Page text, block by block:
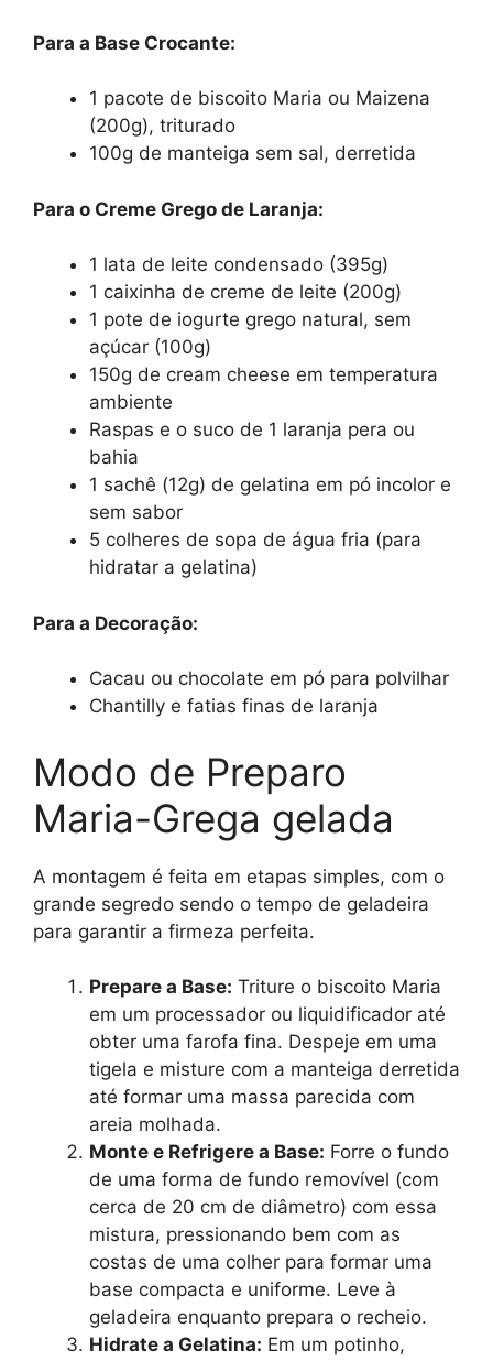
Para a Base Crocante:
1 pacote de biscoito Maria ou Maizena
(200g), triturado
100g de manteiga sem sal, derretida
Para o Creme Grego de Laranja:
1 lata de leite condensado (395g)
1 caixinha de creme de leite (200g)
1 pote de iogurte grego natural, sem
açúcar (100g)
150g de cream cheese em temperatura
ambiente
Raspas e o suco de 1 laranja pera ou
bahia
1 sachê (12g) de gelatina em pó incolor e
sem sabor
5 colheres de sopa de água fria (para
hidratar a gelatina)
Para a Decoração:
Cacau ou chocolate em pó para polvilhar
Chantilly e fatias finas de laranja
Modo de Preparo
Maria-Grega gelada
A montagem é feita em etapas simples, com o
grande segredo sendo o tempo de geladeira
para garantir a firmeza perfeita.
Prepare a Base: Triture o biscoito Maria
em um processador ou liquidificador até
obter uma farofa fina. Despeje em uma
tigela e misture com a manteiga derretida
até formar uma massa parecida com
areia molhada.
Monte e Refrigere a Base: Forre o fundo
de uma forma de fundo removível (com
cerca de 20 cm de diâmetro) com essa
mistura, pressionando bem com as
costas de uma colher para formar uma
base compacta e uniforme. Leve à
geladeira enquanto prepara o recheio.
Hidrate a Gelatina: Em um potinho,